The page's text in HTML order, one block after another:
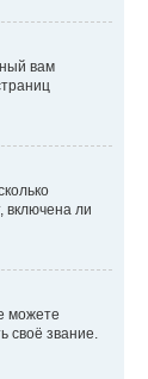
вам
включена ли
можете
звание.